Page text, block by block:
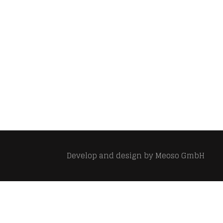
Develop and design byMeoso GmbH